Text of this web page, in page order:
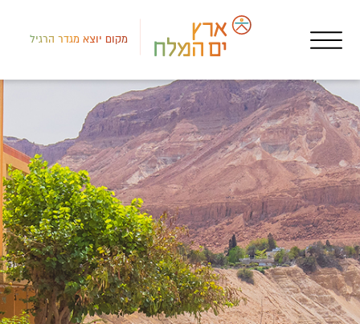
מקום יוצא מגדר הרגיל